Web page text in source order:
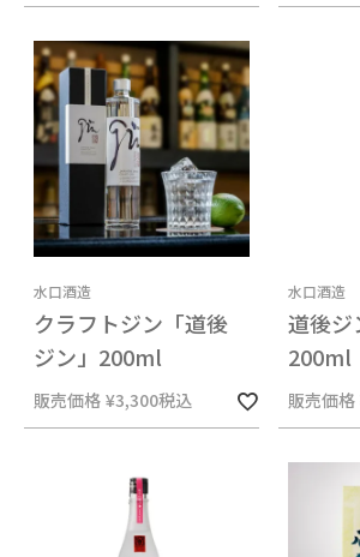
水口酒造
クラフトジン「道後
ジン」200ml
販売価格 ¥3,300税込
水口酒造
道後ジ
200ml
販売価格